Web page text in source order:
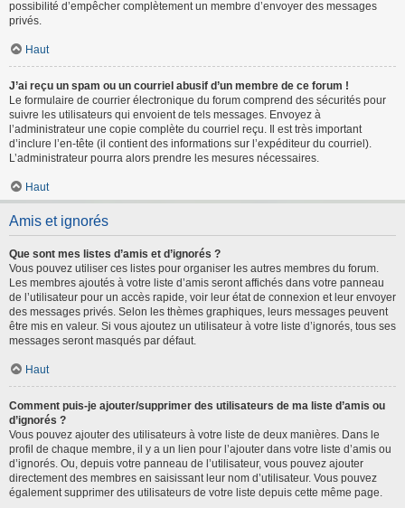
possibilité d’empêcher complètement un membre d’envoyer des messages
privés.
Haut
J’ai reçu un spam ou un courriel abusif d’un membre de ce forum !
Le formulaire de courrier électronique du forum comprend des sécurités pour
suivre les utilisateurs qui envoient de tels messages. Envoyez à
l’administrateur une copie complète du courriel reçu. Il est très important
d’inclure l’en-tête (il contient des informations sur l’expéditeur du courriel).
L’administrateur pourra alors prendre les mesures nécessaires.
Haut
Amis et ignorés
Que sont mes listes d’amis et d’ignorés ?
Vous pouvez utiliser ces listes pour organiser les autres membres du forum.
Les membres ajoutés à votre liste d’amis seront affichés dans votre panneau
de l’utilisateur pour un accès rapide, voir leur état de connexion et leur envoyer
des messages privés. Selon les thèmes graphiques, leurs messages peuvent
être mis en valeur. Si vous ajoutez un utilisateur à votre liste d’ignorés, tous ses
messages seront masqués par défaut.
Haut
Comment puis-je ajouter/supprimer des utilisateurs de ma liste d’amis ou
d’ignorés ?
Vous pouvez ajouter des utilisateurs à votre liste de deux manières. Dans le
profil de chaque membre, il y a un lien pour l’ajouter dans votre liste d’amis ou
d’ignorés. Ou, depuis votre panneau de l’utilisateur, vous pouvez ajouter
directement des membres en saisissant leur nom d’utilisateur. Vous pouvez
également supprimer des utilisateurs de votre liste depuis cette même page.